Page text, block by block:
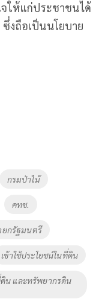
จให้แก่ประชาชนได้
งถือเป็นนโยบาย
กรมป่าไม้
คทช.
ยกรัฐมนตรี
เข้าใช้ประโยชน์ในที่ดิน
น และทรัพยากรดิน